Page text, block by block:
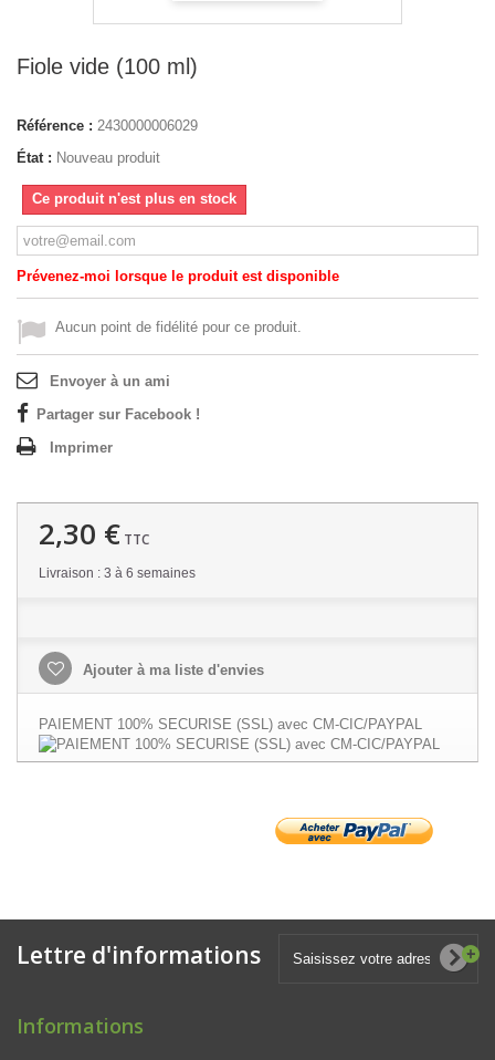
Fiole vide (100 ml)
Référence : 2430000006029
État : Nouveau produit
Ce produit n'est plus en stock
Prévenez-moi lorsque le produit est disponible
Aucun point de fidélité pour ce produit.
Envoyer à un ami
Partager sur Facebook !
Imprimer
2,30 € TTC
Livraison : 3 à 6 semaines
Ajouter à ma liste d'envies
PAIEMENT 100% SECURISE (SSL) avec CM-CIC/PAYPAL
Lettre d'informations
Informations